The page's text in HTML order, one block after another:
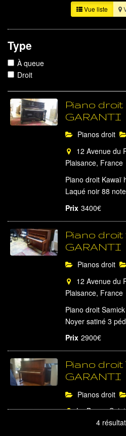
Vue liste
Type
À queue
Droit
Piano droit
GARANTI
Pianos droit
12 Avenue du
Plaisance, France
Piano droit Kawaï
Laqué noir 88
Prix 3400€
Piano droit
GARANTI
Pianos droit
12 Avenue du
Plaisance, France
Piano droit
Noyer satiné 3
Prix 2900€
Piano droit
GARANTI
Pianos droit
Le Bronz,
Piano droit
4